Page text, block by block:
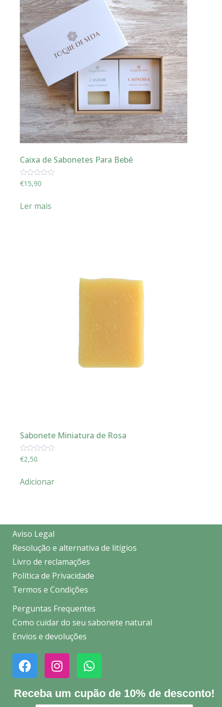
Caixa de Sabonetes Para Bebé
Avaliação
0
€15,90
Ler mais
Sabonete Miniatura de Rosa
Avaliação
0
€2,50
Adicionar
Aviso Legal
Resolução e alternativa de litígios
Livro de reclamações
Política de Privacidade
Termos e Condições
Perguntas Frequentes
Como cuidar do seu sabonete natural
Envios e devoluções
Receba um cupão de 10% de desconto!